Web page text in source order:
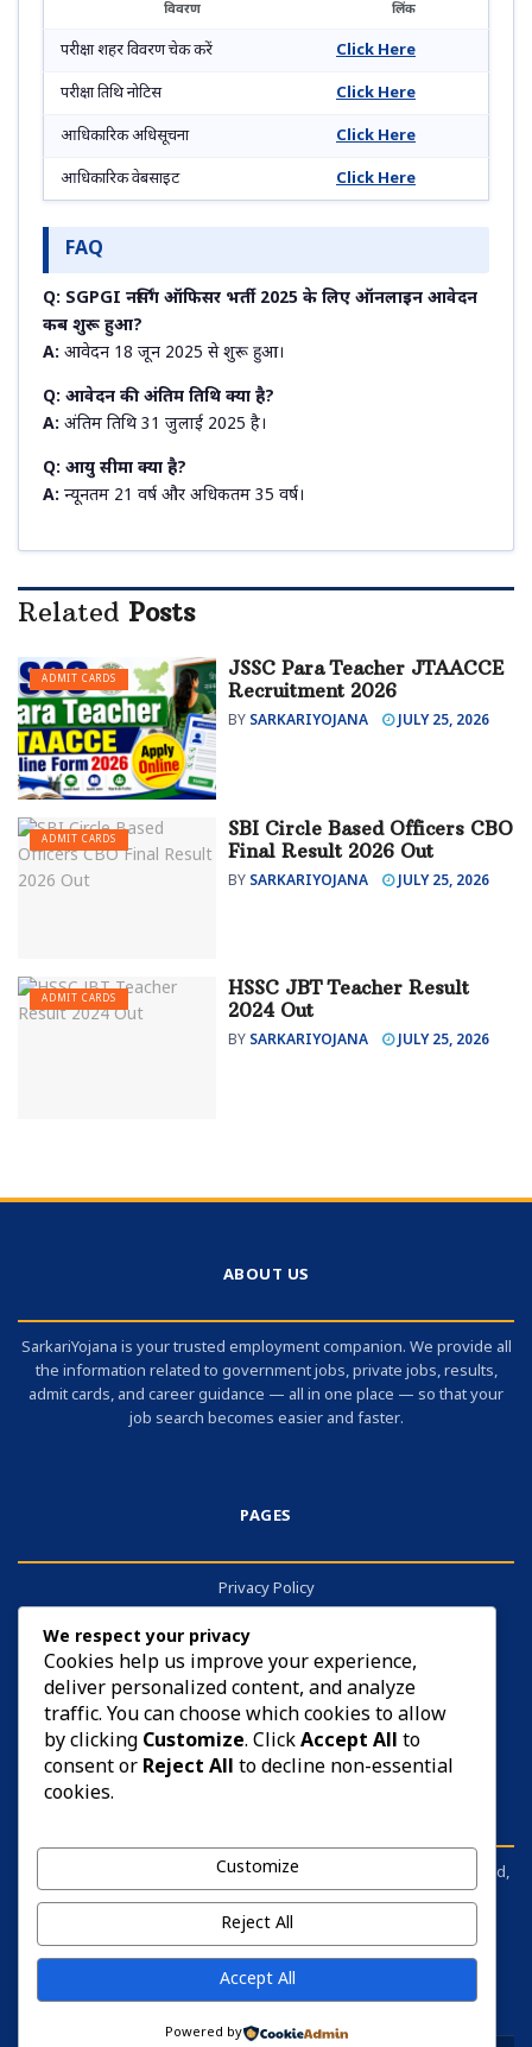
विवरण लिंक
परीक्षा शहर विवरण चेक करें Click Here
परीक्षा तिथि नोटिस Click Here
आधिकारिक अधिसूचना Click Here
आधिकारिक वेबसाइट Click Here
FAQ
Q: SGPGI नर्सिंग ऑफिसर भर्ती 2025 के लिए ऑनलाइन आवेदन
कब शुरू हुआ?
A: आवेदन 18 जून 2025 से शुरू हुआ।
Q: आवेदन की अंतिम तिथि क्या है?
A: अंतिम तिथि 31 जुलाई 2025 है।
Q: आयु सीमा क्या है?
A: न्यूनतम 21 वर्ष और अधिकतम 35 वर्ष।
Related Posts
ADMIT CARDS
JSSC Para Teacher JTAACCE
Recruitment 2026
BY SARKARIYOJANA JULY 25, 2026
ADMIT CARDS
SBI Circle Based Officers CBO
Final Result 2026 Out
BY SARKARIYOJANA JULY 25, 2026
ADMIT CARDS
HSSC JBT Teacher Result
2024 Out
BY SARKARIYOJANA JULY 25, 2026
ABOUT US
SarkariYojana is your trusted employment companion. We provide all
the information related to government jobs, private jobs, results,
admit cards, and career guidance — all in one place — so that your
job search becomes easier and faster.
PAGES
Privacy Policy
Contact
Cookies
sarkariyojana.info is not affiliated with any government body, board,
commission, or ministry. It is an independent information portal.
Before applying for anything, please visit the respective official
website and read the notification carefully.
We respect your privacy
Cookies help us improve your experience,
deliver personalized content, and analyze
traffic. You can choose which cookies to allow
by clicking Customize. ClickAccept All to
consent or Reject All to decline non-essential
cookies.
Customize
Reject All
Accept All
Powered by